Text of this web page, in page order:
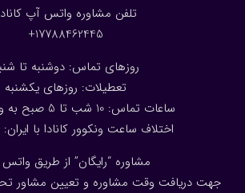
تلفن مشاوره واتس آپ
17788462445+
روزهای تماس: دوشنبه تا
تعطیلات: روزهای یکشنبه
ساعات تماس: 10 شب تا 5 صبح به وقت ایران
اختلاف ساعت ونکوور کانادا با ایران: 1
مشاوره “رایگان” از طریق
جهت دریافت وقت مشاوره و تعیین مشاور